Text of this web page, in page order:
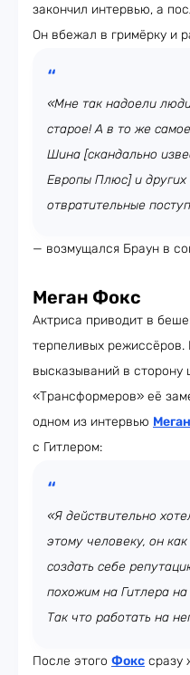
закончил интервью, а
Он вбежал в гримёрку и
«Мне так надоели
старое! А в то же
Шина [скандально
Европы Плюс] и
отвратительные
— возмущался Браун в
Меган Фокс
Актриса приводит в
терпеливых
высказываний в сторону
«Трансформеров» её
одном из интервью
с Гитлером:
«Я действительно
этому человеку, он
создать себе
похожим на Гитлера на
Так что работать на
После этого Фокс сразу